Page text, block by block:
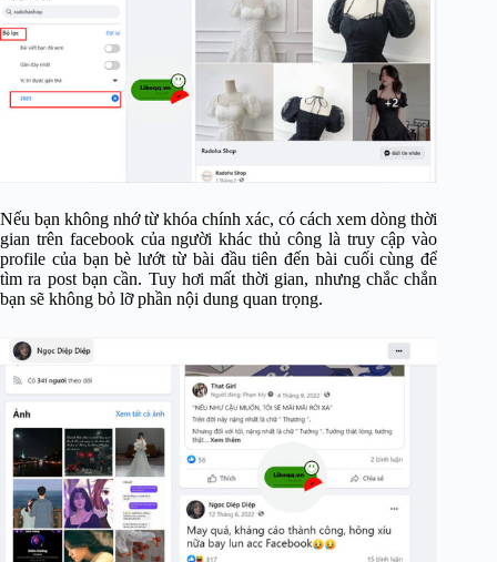
Nếu bạn không nhớ từ khóa chính xác, có cách xem dòng thời
gian trên facebook của người khác thủ công là truy cập vào
profile của bạn bè lướt từ bài đầu tiên đến bài cuối cùng để
tìm ra post bạn cần. Tuy hơi mất thời gian, nhưng chắc chắn
bạn sẽ không bỏ lỡ phần nội dung quan trọng.